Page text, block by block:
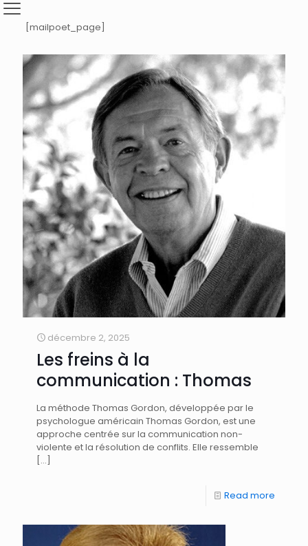
[mailpoet_page]
décembre 2, 2025
Les freins à la
communication : Thomas
La méthode Thomas Gordon, développée par le
psychologue américain Thomas Gordon, est une
approche centrée sur la communication non-
violente et la résolution de conflits. Elle ressemble
[…]
Read more